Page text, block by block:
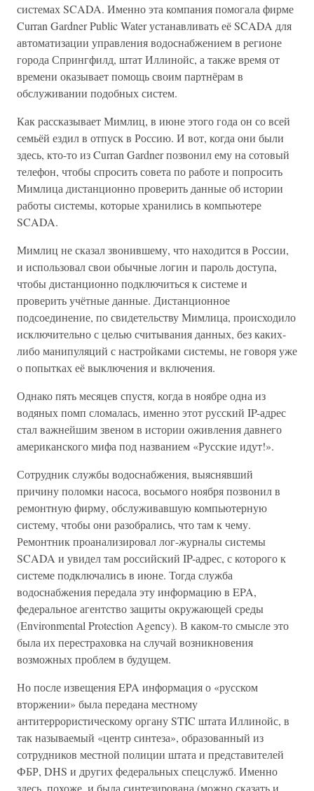
системах SCADA. Именно эта компания помогала фирме
Curran Gardner Public Water устанавливать её SCADA для
автоматизации управления водоснабжением в регионе
города Спрингфилд, штат Иллинойс, а также время от
времени оказывает помощь своим партнёрам в
обслуживании подобных систем.
Как рассказывает Мимлиц, в июне этого года он со всей
семьёй ездил в отпуск в Россию. И вот, когда они были
здесь, кто-то из Curran Gardner позвонил ему на сотовый
телефон, чтобы спросить совета по работе и попросить
Мимлица дистанционно проверить данные об истории
работы системы, которые хранились в компьютере
SCADA.
Мимлиц не сказал звонившему, что находится в России,
и использовал свои обычные логин и пароль доступа,
чтобы дистанционно подключиться к системе и
проверить учётные данные. Дистанционное
подсоединение, по свидетельству Мимлица, происходило
исключительно с целью считывания данных, без каких-
либо манипуляций с настройками системы, не говоря уже
о попытках её выключения и включения.
Однако пять месяцев спустя, когда в ноябре одна из
водяных помп сломалась, именно этот русский IP-адрес
стал важнейшим звеном в истории оживления давнего
американского мифа под названием «Русские идут!».
Сотрудник службы водоснабжения, выяснявший
причину поломки насоса, восьмого ноября позвонил в
ремонтную фирму, обслуживавшую компьютерную
систему, чтобы они разобрались, что там к чему.
Ремонтник проанализировал лог-журналы системы
SCADA и увидел там российский IP-адрес, с которого к
системе подключались в июне. Тогда служба
водоснабжения передала эту информацию в EPA,
федеральное агентство защиты окружающей среды
(Environmental Protection Agency). В каком-то смысле это
была их перестраховка на случай возникновения
возможных проблем в будущем.
Но после извещения EPA информация о «русском
вторжении» была передана местному
антитеррористическому органу STIC штата Иллинойс, в
так называемый «центр синтеза», образованный из
сотрудников местной полиции штата и представителей
ФБР, DHS и других федеральных спецслужб. Именно
здесь, похоже, и была синтезирована (можно сказать и